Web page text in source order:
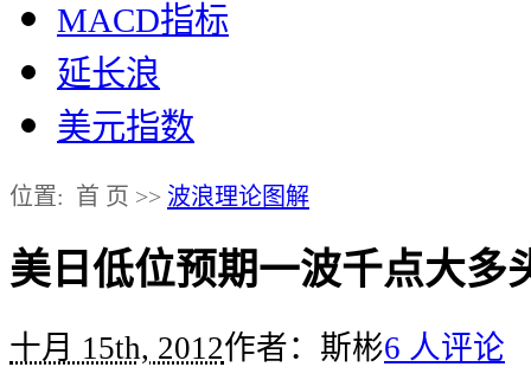
MACD指标
延长浪
美元指数
位置: 首 页 >> 波浪理论图解
美日低位预期一波千点大多
十月 15th, 2012作者：斯彬6 人评论